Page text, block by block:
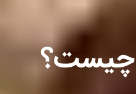
چیست؟